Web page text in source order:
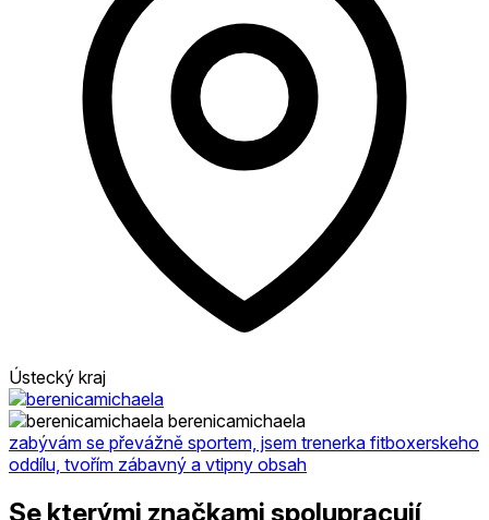
Ústecký kraj
berenicamichaela
zabývám se převážně sportem, jsem trenerka fitboxerskeho
oddílu, tvořím zábavný a vtipny obsah
Se kterými značkami spolupracují